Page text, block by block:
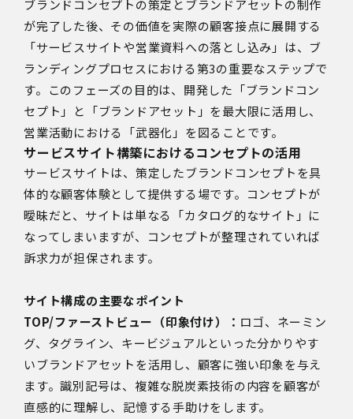
ブランドコンセプトの策定とブランドアセットの制作
が完了した後、その価値を実際の顧客接点に展開する
「サービスサイトや営業資料への落とし込み」は、ブ
ランディングプロセスにおける第3の重要なステップで
す。このフェーズの目的は、開発した「ブランドコン
セプト」と「ブランドアセット」を最大限に活用し、
営業活動における「武器化」を図ることです。
サービスサイト構築におけるコンセプトの活用
サービスサイトは、策定したブランドコンセプトを具
体的な顧客体験として提供する場です。コンセプトが
曖昧だと、サイトは単なる「カタログ的なサイト」に
なってしまいますが、コンセプトが整理されていれば
訴求力が担保されます。
サイト構成の主要なポイント
TOP/ファーストビュー（印象付け）： ロゴ、ネーミン
グ、タグライン、キービジュアルといった分かりやす
いブランドアセットを活用し、顧客に強い印象を与え
ます。識別記号は、複雑な脱炭素技術の内容を顧客が
直感的に理解し、記憶する手助けをします。